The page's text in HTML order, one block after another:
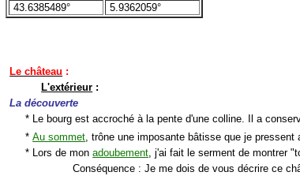
43.6385489°
5.9362059°
Le château :
L'extérieur :
La découverte
* Le bourg est accroché à la pente d'une colline. Il a
*Au sommet, trône une imposante bâtisse que je pressent
* Lors de monadoubement, j'ai fait le serment de montrer
Conséquence : Je me dois de vous décrire ce